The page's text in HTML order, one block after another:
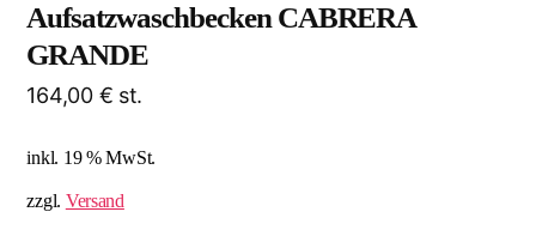
Aufsatzwaschbecken CABRERA
GRANDE
164,00 € st.
inkl. 19 % MwSt.
zzgl. Versand